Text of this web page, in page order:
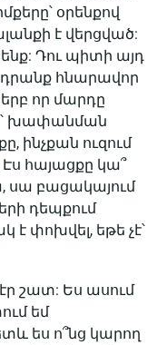
օրենքով
է վերցված:
Դու պիտի այդ
դրանք հնարավոր
որ մարդը
խափանման
ինչքան ուզում
Էս հայացքը կա՞
սա բացակայում
դեպքում
է փոխվել, եթե չէ՝
շատ: Ես ասում
եմ
ես ո՞նց կարող